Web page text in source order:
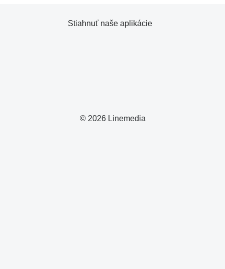
© 2026 Linemedia
Stiahnuť naše aplikácie